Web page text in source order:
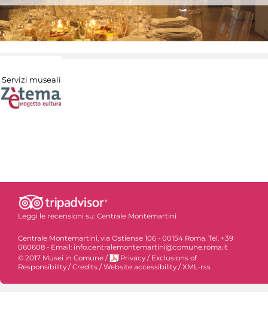
Servizi museali
Leggi le recensioni su: Centrale Montemartini
Centrale Montemartini, via Ostiense 106 - 00154 Roma. Tel. +39
060608 - Email: info.centralemontemartini@comune.roma.it
© 2017 Musei in Comune / Privacy / Exclusions of
Responsibility / Credits / Website accessibility / XML-rss